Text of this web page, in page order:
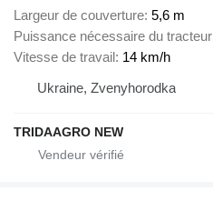
Largeur de couverture 5,6 m
Puissance nécessaire du tracteur
Vitesse de travail 14 km/h
Ukraine, Zvenyhorodka
TRIDAAGRO NEW